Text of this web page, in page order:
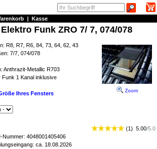
| Kasse
Funk ZRO 7/ 7, 074/078
Zoom
R8, R7, R6, 84, 73, 64, 62, 43
7/7, 074/078
Anthrazit-Metallic R703
1 Kanal inklusive
Ihres Fensters
(1) 5.00/5.0
Nummer: 4048001405406
ca. 18.08.2026